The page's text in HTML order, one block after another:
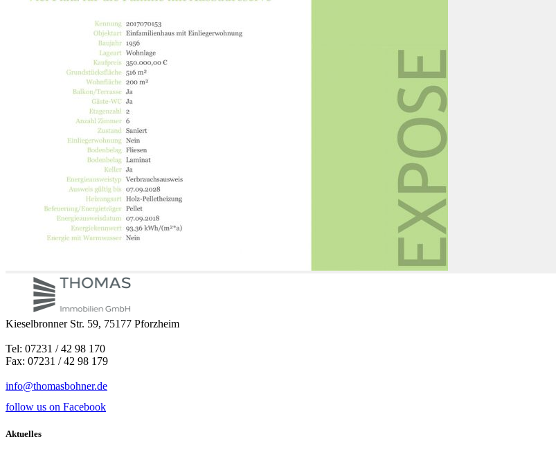
Kieselbronner Str. 59, 75177 Pforzheim
Tel: 07231 / 42 98 170
Fax: 07231 / 42 98 179
info@thomasbohner.de
follow us on Facebook
Aktuelles